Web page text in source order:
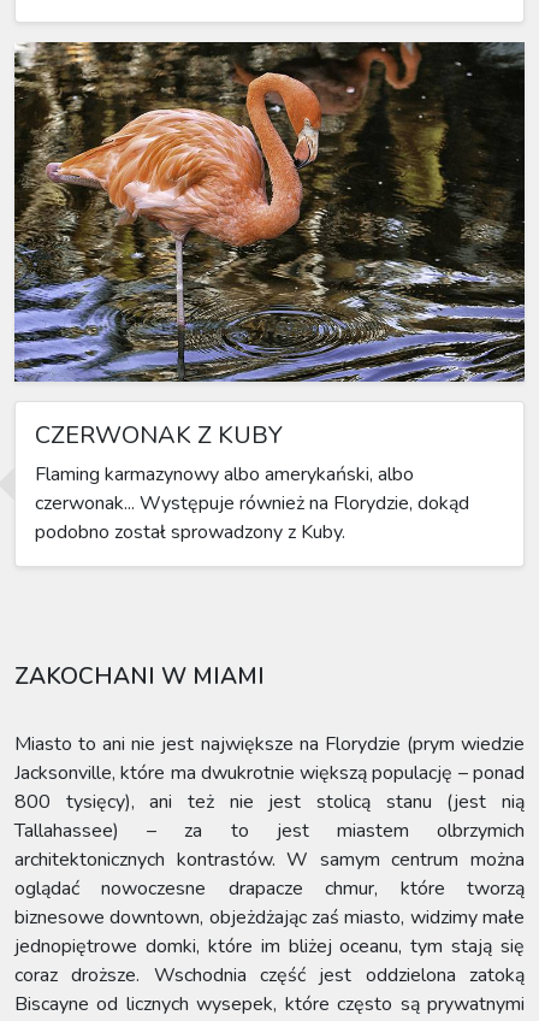
CZERWONAK Z KUBY
Flaming karmazynowy albo amerykański, albo
czerwonak... Występuje również na Florydzie, dokąd
podobno został sprowadzony z Kuby.
ZAKOCHANI W MIAMI
Miasto to ani nie jest największe na Florydzie (prym wiedzie
Jacksonville, które ma dwukrotnie większą populację – ponad
800 tysięcy), ani też nie jest stolicą stanu (jest nią
Tallahassee) – za to jest miastem olbrzymich
architektonicznych kontrastów. W samym centrum można
oglądać nowoczesne drapacze chmur, które tworzą
biznesowe downtown, objeżdżając zaś miasto, widzimy małe
jednopiętrowe domki, które im bliżej oceanu, tym stają się
coraz droższe. Wschodnia część jest oddzielona zatoką
Biscayne od licznych wysepek, które często są prywatnymi